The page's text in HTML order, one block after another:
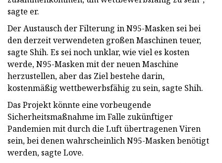
sagte er.
Der Austausch der Filterung in N95-Masken sei bei
den derzeit verwendeten großen Maschinen teuer,
sagte Shih. Es sei noch unklar, wie viel es kosten
werde, N95-Masken mit der neuen Maschine
herzustellen, aber das Ziel bestehe darin,
kostenmäßig wettbewerbsfähig zu sein, sagte Shih.
Das Projekt könnte eine vorbeugende
Sicherheitsmaßnahme im Falle zukünftiger
Pandemien mit durch die Luft übertragenen Viren
sein, bei denen wahrscheinlich N95-Masken benötigt
werden, sagte Love.